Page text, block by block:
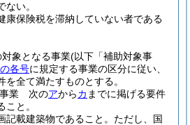
い。
康保険税を滞納していない者である
象となる事業(以下「補助対象事
各号に規定する事業の区分に従い、
を全て満たすものとする。
事業 次のアからカ までに掲げる要件
こと。
記載建築物であること。 ただし、国